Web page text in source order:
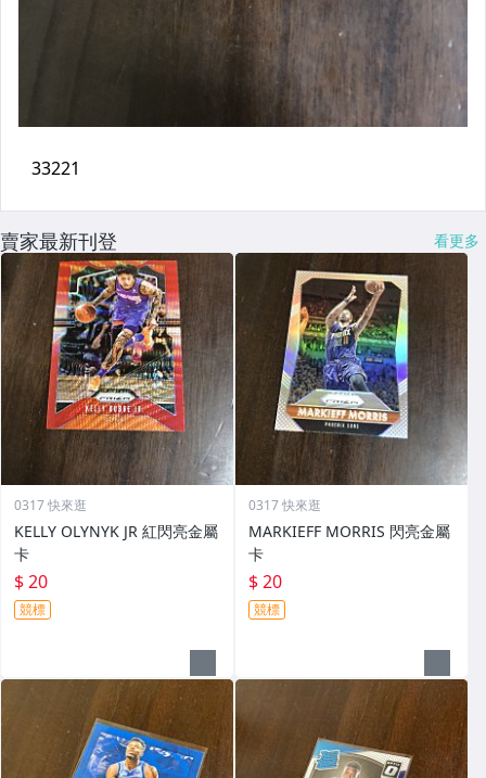
賣家最新刊登 看更多
0317 快來逛
KELLY OLYNYK JR 紅閃亮金屬
卡
$ 20
競標
0317 快來逛
MARKIEFF MORRIS 閃亮金屬
卡
$ 20
競標